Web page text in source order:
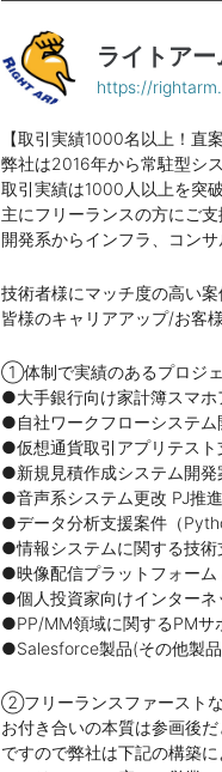
ライトア
https://
【取引実績1000名以上！直
弊社は2016年から常駐型シ
取引実績は1000人以上を突
主にフリーランスの方にご支
開発系からインフラ、コン
技術者様にマッチ度の高い
皆様のキャリアアップ/お客
①体制で実績のあるプロジェ
●大手銀行向け家計簿スマ
●自社ワークフローシステ
●仮想通貨取引アプリテスト
●新規見積作成システム開
●音声系システム更改 PJ推
●データ分析支援案件（
●情報システムに関する技術
●映像配信プラットフォー
●個人投資家向けインターネ
●PP/MM領域に関するPMサ
●Salesforce製品(その他製
②フリーランスファースト
お付き合いの本質は参画後だ
ですので弊社は下記の構築